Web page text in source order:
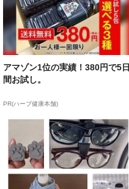
アマゾン1位の実績！380円で5日
間お試し。
PR(ハーブ健康本舗)